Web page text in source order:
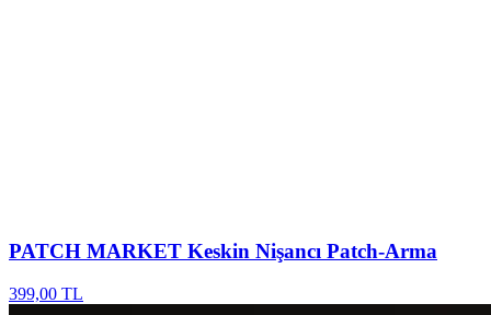
PATCH MARKET Keskin Nişancı Patch-Arma
399,00 TL